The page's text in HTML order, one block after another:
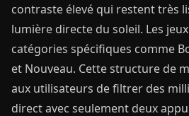
contraste élevé qui restent très
lumière directe du soleil. Les
catégories spécifiques comme
et Nouveau. Cette structure de
aux utilisateurs de filtrer des
direct avec seulement deux